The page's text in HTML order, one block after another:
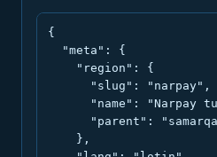
{
  "meta": {
    "region": {
      "slug": "narpay",
"name": "Narpay
"parent":
    },